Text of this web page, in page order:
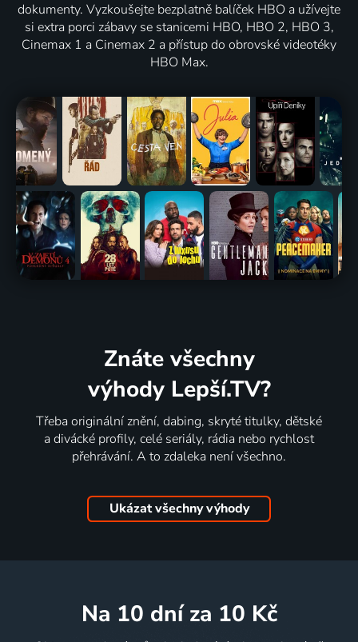
dokumenty. Vyzkoušejte bezplatně balíček HBO a užívejte
si extra porci zábavy se stanicemi HBO, HBO 2, HBO 3,
Cinemax 1 a Cinemax 2 a přístup do obrovské videotéky
HBO Max.
Znáte všechny
výhody Lepší.TV?
Třeba originální znění, dabing, skryté titulky, dětské
a divácké profily, celé seriály, rádia nebo rychlost
přehrávání. A to zdaleka není všechno.
Ukázat všechny výhody
na 10 dní za 10 Kč